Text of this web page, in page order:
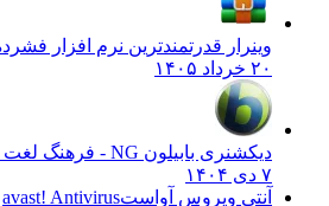
وینرار قدرتمندترین نرم افزار فشرده
دیکشنری بابیلون NG - فرهنگ لغت کامپیوتر
آنتی ویروس آواست avast! Antivirus